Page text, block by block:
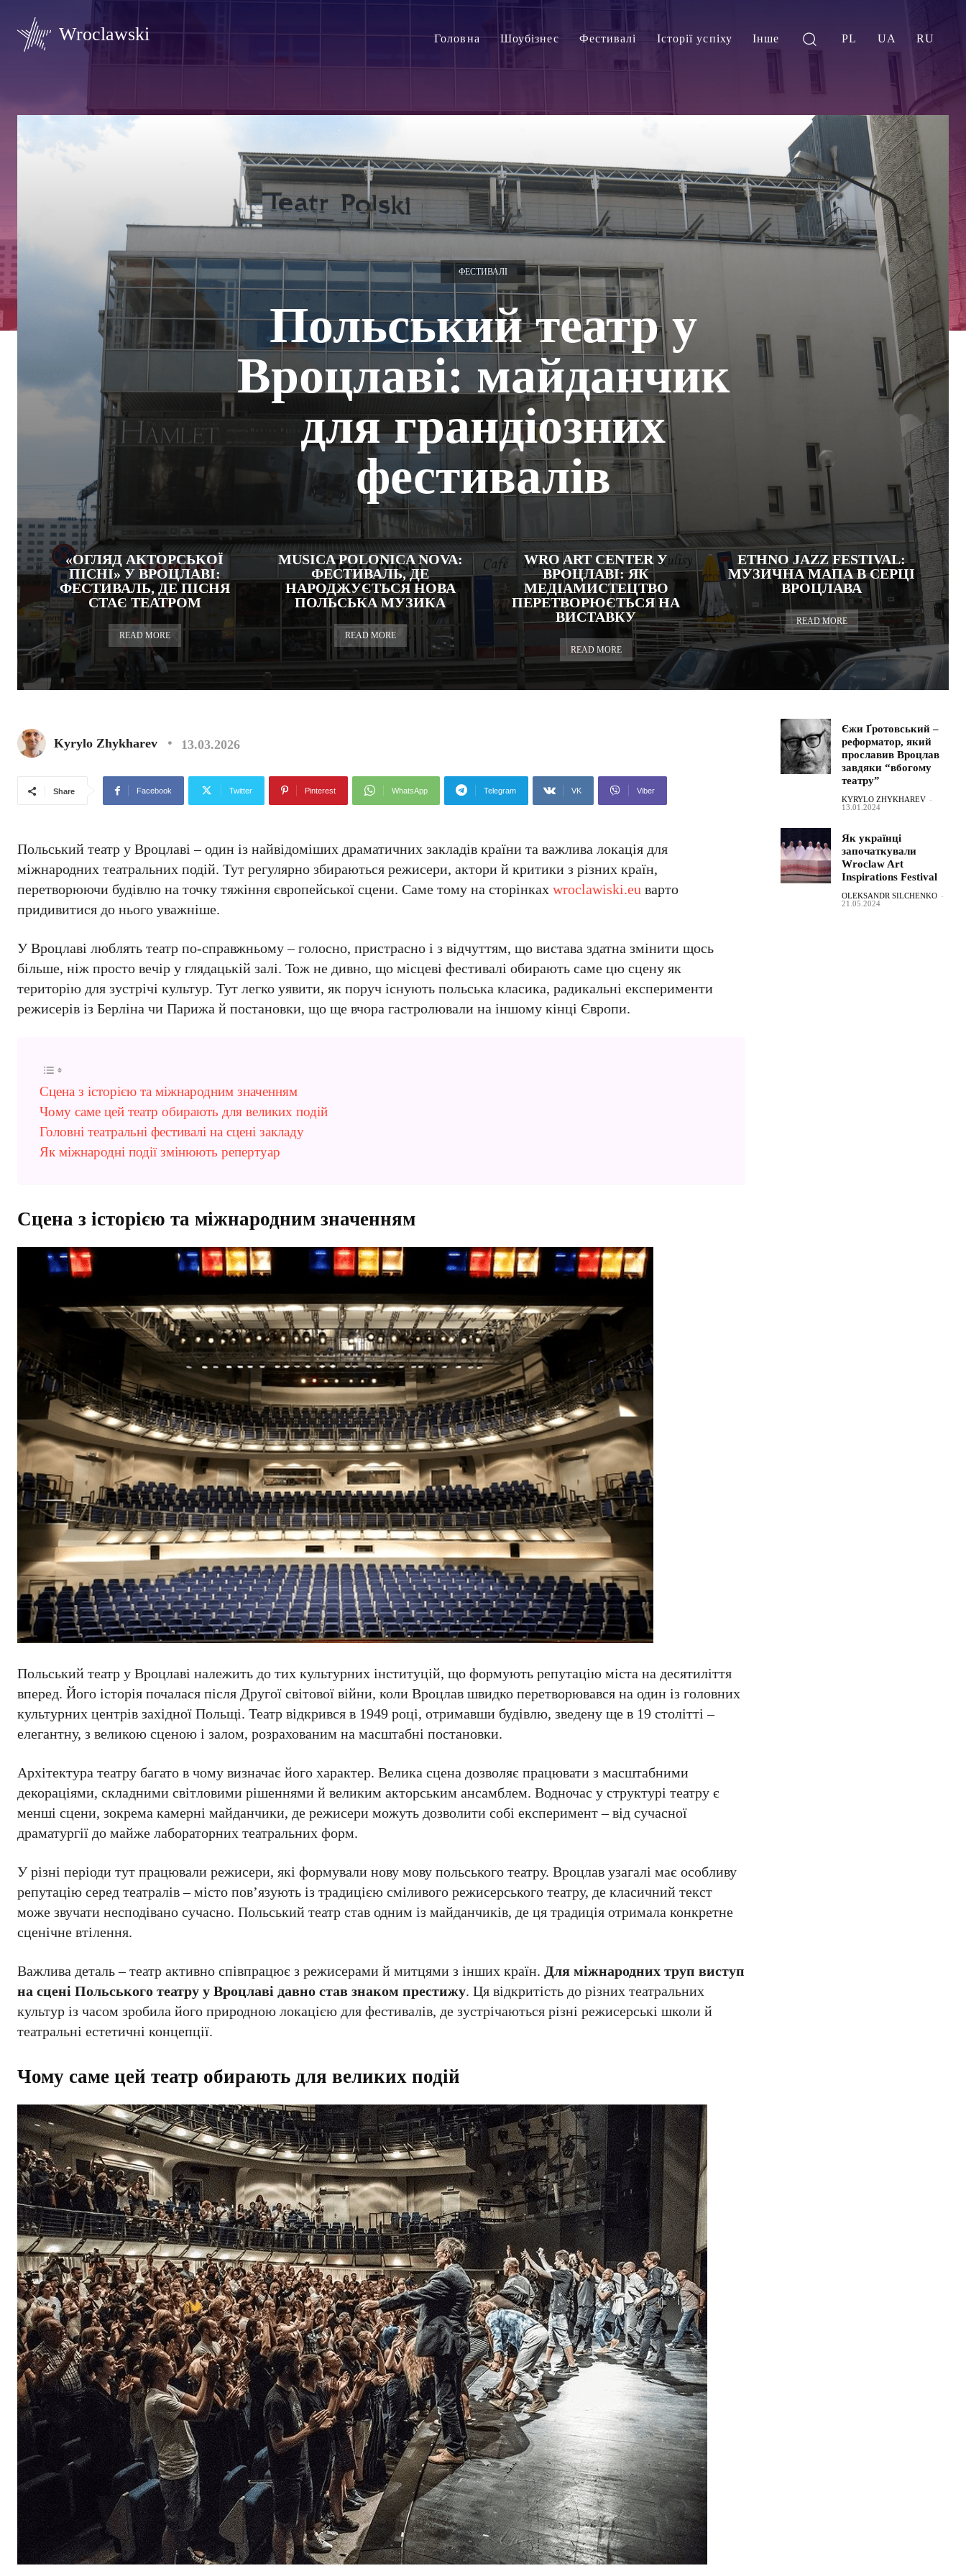
Wroclawski Головна Шоубізнес Фестивалі Історії успіху Інше PL UA RU
ФЕСТИВАЛІ
Польський театр у
Вроцлаві: майданчик
для грандіозних
фестивалів
«ОГЛЯД АКТОРСЬКОЇ
ПІСНІ» У ВРОЦЛАВІ:
ФЕСТИВАЛЬ, ДЕ ПІСНЯ
СТАЄ ТЕАТРОМ
READ MORE
MUSICA POLONICA NOVA:
ФЕСТИВАЛЬ, ДЕ
НАРОДЖУЄТЬСЯ НОВА
ПОЛЬСЬКА МУЗИКА
READ MORE
WRO ART CENTER У
ВРОЦЛАВІ: ЯК
МЕДІАМИСТЕЦТВО
ПЕРЕТВОРЮЄТЬСЯ НА
ВИСТАВКУ
READ MORE
ETHNO JAZZ FESTIVAL:
МУЗИЧНА МАПА В СЕРЦІ
ВРОЦЛАВА
READ MORE
Kyrylo Zhykharev 13.03.2026
Share Facebook Twitter Pinterest WhatsApp Telegram VK Viber
Польський театр у Вроцлаві – один із найвідоміших драматичних закладів країни та важлива локація для
міжнародних театральних подій. Тут регулярно збираються режисери, актори й критики з різних країн,
перетворюючи будівлю на точку тяжіння європейської сцени. Саме тому на сторінках wroclawiski.eu варто
придивитися до нього уважніше.
У Вроцлаві люблять театр по-справжньому – голосно, пристрасно і з відчуттям, що вистава здатна змінити щось
більше, ніж просто вечір у глядацькій залі. Тож не дивно, що місцеві фестивалі обирають саме цю сцену як
територію для зустрічі культур. Тут легко уявити, як поруч існують польська класика, радикальні експерименти
режисерів із Берліна чи Парижа й постановки, що ще вчора гастролювали на іншому кінці Європи.
Сцена з історією та міжнародним значенням
Чому саме цей театр обирають для великих подій
Головні театральні фестивалі на сцені закладу
Як міжнародні події змінюють репертуар
Сцена з історією та міжнародним значенням
Польський театр у Вроцлаві належить до тих культурних інституцій, що формують репутацію міста на десятиліття
вперед. Його історія почалася після Другої світової війни, коли Вроцлав швидко перетворювався на один із головних
культурних центрів західної Польщі. Театр відкрився в 1949 році, отримавши будівлю, зведену ще в 19 столітті –
елегантну, з великою сценою і залом, розрахованим на масштабні постановки.
Архітектура театру багато в чому визначає його характер. Велика сцена дозволяє працювати з масштабними
декораціями, складними світловими рішеннями й великим акторським ансамблем. Водночас у структурі театру є
менші сцени, зокрема камерні майданчики, де режисери можуть дозволити собі експеримент – від сучасної
драматургії до майже лабораторних театральних форм.
У різні періоди тут працювали режисери, які формували нову мову польського театру. Вроцлав узагалі має особливу
репутацію серед театралів – місто пов’язують із традицією сміливого режисерського театру, де класичний текст
може звучати несподівано сучасно. Польський театр став одним із майданчиків, де ця традиція отримала конкретне
сценічне втілення.
Важлива деталь – театр активно співпрацює з режисерами й митцями з інших країн. Для міжнародних труп виступ
на сцені Польського театру у Вроцлаві давно став знаком престижу. Ця відкритість до різних театральних
культур із часом зробила його природною локацією для фестивалів, де зустрічаються різні режисерські школи й
театральні естетичні концепції.
Чому саме цей театр обирають для великих подій
Єжи Ґротовський –
реформатор, який
прославив Вроцлав
завдяки “вбогому
театру”
KYRYLO ZHYKHAREV -
13.01.2024
Як українці
започаткували
Wroclaw Art
Inspirations Festival
OLEKSANDR SILCHENKO -
21.05.2024